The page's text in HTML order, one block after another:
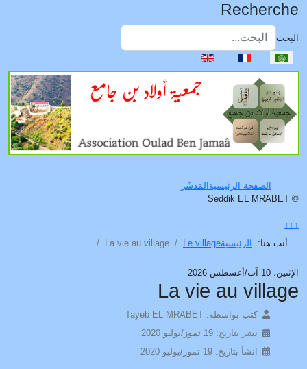
Recherche
البحث
Type 2 or more characters for results.اختر لغتك
الصفحة الرئيسية المَدشَر
© Seddik EL MRABET
↑↑↑
أنت هنا:
الرئيسيةLe village
La vie au village
الإثنين، 10 آب/أغسطس 2026
La vie au village
كتب بواسطة: Tayeb EL MRABET
نشر بتاريخ: 19 تموز/يوليو 2020
انشأ بتاريخ: 19 تموز/يوليو 2020